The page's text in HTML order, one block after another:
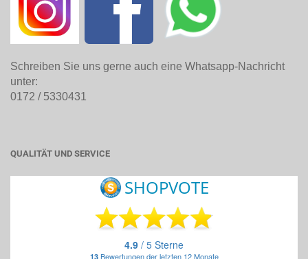
Schreiben Sie uns gerne auch eine Whatsapp-Nachricht
unter:
0172 / 5330431
QUALITÄT UND SERVICE